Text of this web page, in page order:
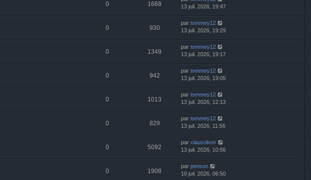
0 1668
13 juil. 2026, 19:47
0 930
par tommey12
13 juil. 2026, 19:29
0 1349
par tommey12
13 juil. 2026, 19:17
0 942
par tommey12
13 juil. 2026, 19:05
0 1013
par tommey12
13 juil. 2026, 12:13
0 829
par tommey12
13 juil. 2026, 11:56
0 5092
par clausoliver
13 juil. 2026, 10:56
0 1908
par penson
10 juil. 2026, 06:50